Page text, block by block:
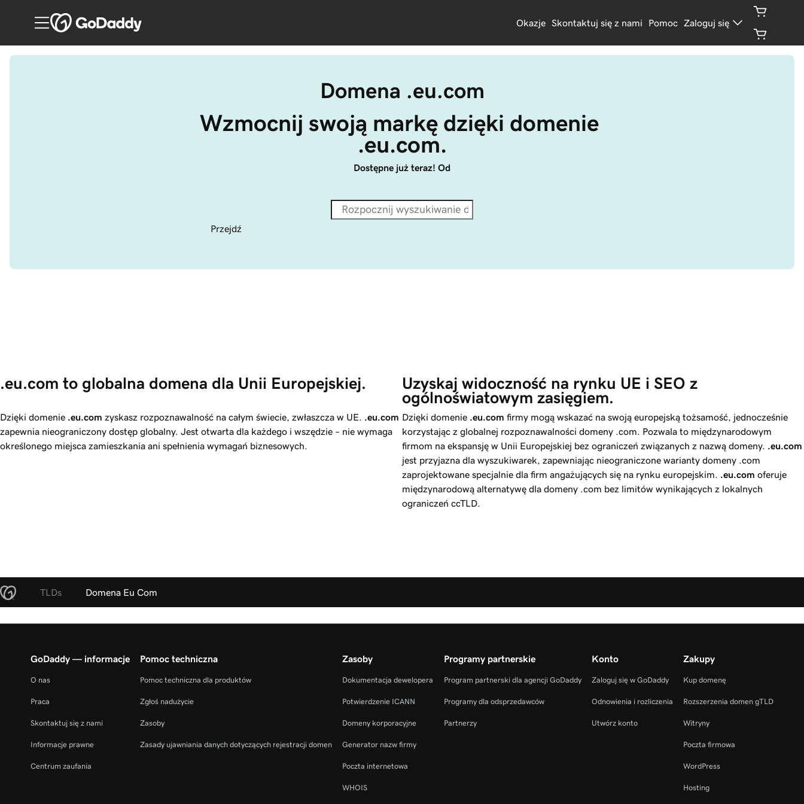
Okazje Skontaktuj się z nami Pomoc Zaloguj się
Domena .eu.com
Wzmocnij swoją markę dzięki domenie
.eu.com.
Dostępne już teraz! Od
Przejdź
.eu.com to globalna domena dla Unii Europejskiej.
Dzięki domenie .eu.com zyskasz rozpoznawalność na całym świecie, zwłaszcza w UE.
.eu.com
zapewnia nieograniczony dostęp globalny. Jest otwarta dla każdego i wszędzie – nie wymaga
określonego miejsca zamieszkania ani spełnienia wymagań biznesowych.
Uzyskaj widoczność na rynku UE i SEO z
ogólnoświatowym zasięgiem.
Dzięki domenie .eu.com firmy mogą wskazać na swoją europejską tożsamość, jednocześnie
korzystając z globalnej rozpoznawalności domeny .com. Pozwala to międzynarodowym
firmom na ekspansję w Unii Europejskiej bez ograniczeń związanych z nazwą domeny.
.eu.com
jest przyjazna dla wyszukiwarek, zapewniając nieograniczone warianty domeny .com
zaprojektowane specjalnie dla firm angażujących się na rynku europejskim.
.eu.com oferuje
międzynarodową alternatywę dla domeny .com bez limitów wynikających z lokalnych
ograniczeń ccTLD.
TLDs Domena Eu Com
GoDaddy — informacje
O nas
Praca
Skontaktuj się z nami
Informacje prawne
Centrum zaufania
Pomoc techniczna
Pomoc techniczna dla produktów
Zgłoś nadużycie
Zasoby
Zasady ujawniania danych dotyczących rejestracji domen
Zasoby
Dokumentacja dewelopera
Potwierdzenie ICANN
Domeny korporacyjne
Generator nazw firmy
Poczta internetowa
WHOIS
Programy partnerskie
Program partnerski dla agencji GoDaddy
Programy dla odsprzedawców
Partnerzy
Konto
Zaloguj się w GoDaddy
Odnowienia i rozliczenia
Utwórz konto
Zakupy
Kup domenę
Rozszerzenia domen gTLD
Witryny
Poczta firmowa
WordPress
Hosting